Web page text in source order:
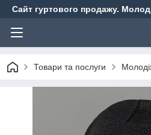
Сайт гуртового продажу.
Товари та послуги